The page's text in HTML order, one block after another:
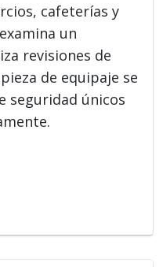
cafeterías y
un
revisiones de
de equipaje se
seguridad únicos